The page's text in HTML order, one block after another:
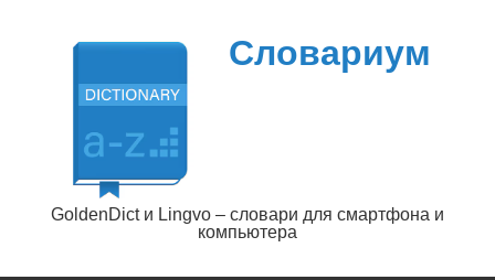
содержимому
Словариум
GoldenDict и Lingvo – словари для смартфона и
компьютера